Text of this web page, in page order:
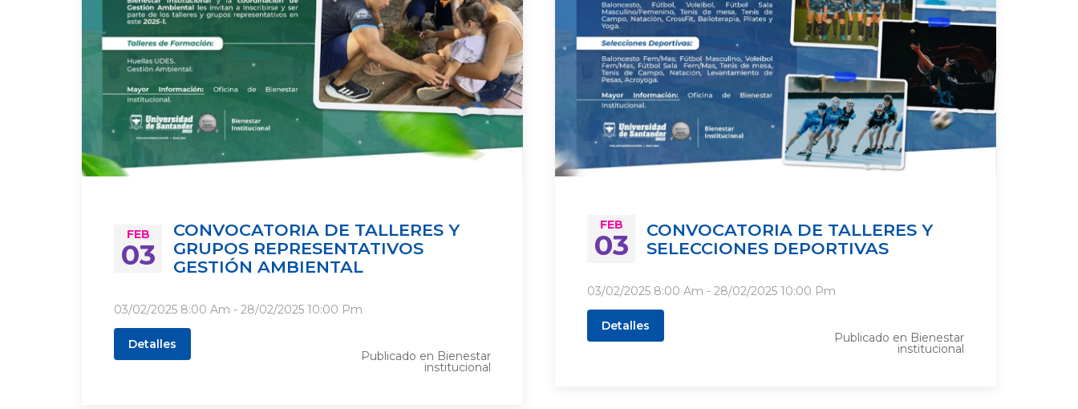
FEB
03
CONVOCATORIA DE TALLERES Y
GRUPOS REPRESENTATIVOS
GESTIÓN AMBIENTAL
03/02/2025 8:00 Am - 28/02/2025 10:00 Pm
Detalles
Publicado en Bienestar
institucional
FEB
03
CONVOCATORIA DE TALLERES Y
SELECCIONES DEPORTIVAS
03/02/2025 8:00 Am - 28/02/2025 10:00 Pm
Detalles
Publicado en Bienestar
institucional